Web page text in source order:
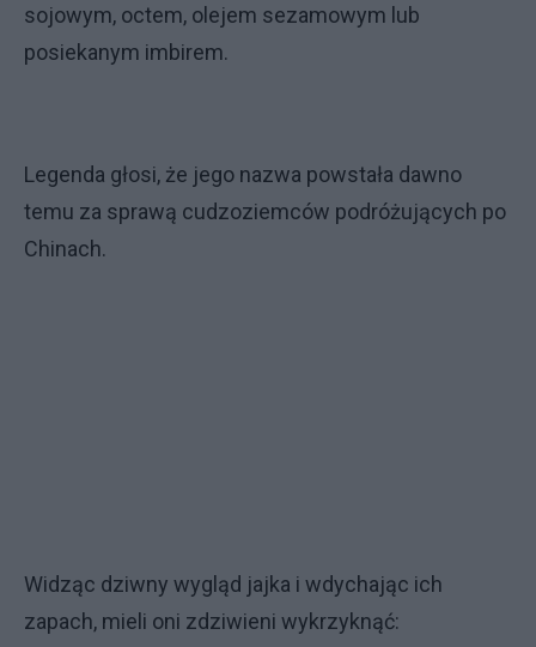
sojowym, octem, olejem sezamowym lub
posiekanym imbirem.
Legenda głosi, że jego nazwa powstała dawno
temu za sprawą cudzoziemców podróżujących po
Chinach.
Widząc dziwny wygląd jajka i wdychając ich
zapach, mieli oni zdziwieni wykrzyknąć: